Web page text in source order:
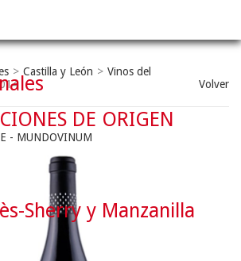
> Castilla y León > Vinos del
Volver
DE ORIGEN
Sherry y Manzanilla